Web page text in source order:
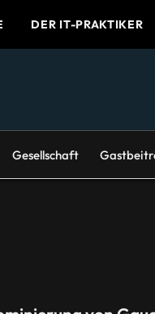
DER IT-PRAKTIKER
Gesellschaft